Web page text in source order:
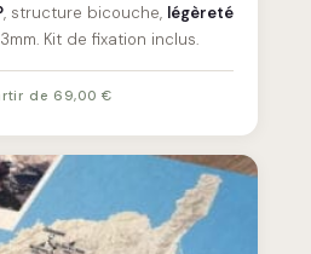
, structure bicouche, légèreté
Kit de fixation inclus.
de 69,00 €